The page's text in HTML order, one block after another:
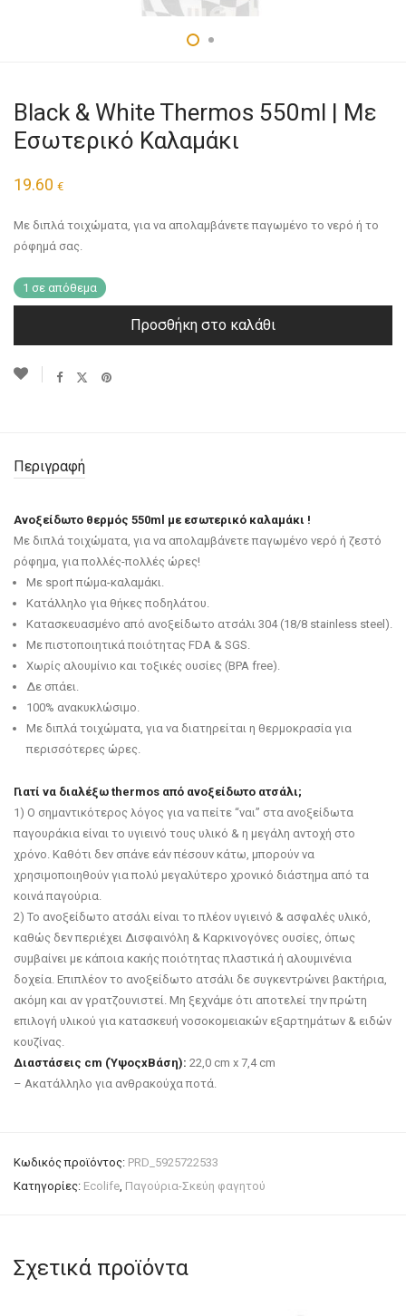
Black & White Thermos 550ml | Με
Εσωτερικό Καλαμάκι
19.60 €
Με διπλά τοιχώματα, για να απολαμβάνετε παγωμένο το νερό ή το
ρόφημά σας.
1 σε απόθεμα
Προσθήκη στο καλάθι
Περιγραφή
Ανοξείδωτο θερμός 550ml με εσωτερικό καλαμάκι !
Με διπλά τοιχώματα, για να απολαμβάνετε παγωμένο νερό ή ζεστό
ρόφημα, για πολλές-πολλές ώρες!
Με sport πώμα-καλαμάκι.
Κατάλληλο για θήκες ποδηλάτου.
Κατασκευασμένο από ανοξείδωτο ατσάλι 304 (18/8 stainless steel).
Με πιστοποιητικά ποιότητας FDA & SGS.
Χωρίς αλουμίνιο και τοξικές ουσίες (BPA free).
Δε σπάει.
100% ανακυκλώσιμο.
Με διπλά τοιχώματα, για να διατηρείται η θερμοκρασία για
περισσότερες ώρες.
Γιατί να διαλέξω thermos από ανοξείδωτο ατσάλι;
1) O σημαντικότερος λόγος για να πείτε “ναι” στα ανοξείδωτα
παγουράκια είναι το υγιεινό τους υλικό & η μεγάλη αντοχή στο
χρόνο. Καθότι δεν σπάνε εάν πέσουν κάτω, μπορούν να
χρησιμοποιηθούν για πολύ μεγαλύτερο χρονικό διάστημα από τα
κοινά παγούρια.
2) Το ανοξείδωτο ατσάλι είναι το πλέον υγιεινό & ασφαλές υλικό,
καθώς δεν περιέχει Δισφαινόλη & Kαρκινογόνες ουσίες, όπως
συμβαίνει με κάποια κακής ποιότητας πλαστικά ή αλουμινένια
δοχεία. Επιπλέον το ανοξείδωτο ατσάλι δε συγκεντρώνει βακτήρια,
ακόμη και αν γρατζουνιστεί. Μη ξεχνάμε ότι αποτελεί την πρώτη
επιλογή υλικού για κατασκευή νοσοκομειακών εξαρτημάτων & ειδών
κουζίνας.
Διαστάσεις cm (ΎψοςxΒάση): 22,0 cm x 7,4 cm
– Ακατάλληλο για ανθρακούχα ποτά.
Κωδικός προϊόντος: PRD_5925722533
Κατηγορίες: Ecolife, Παγούρια-Σκεύη φαγητού
Σχετικά προϊόντα